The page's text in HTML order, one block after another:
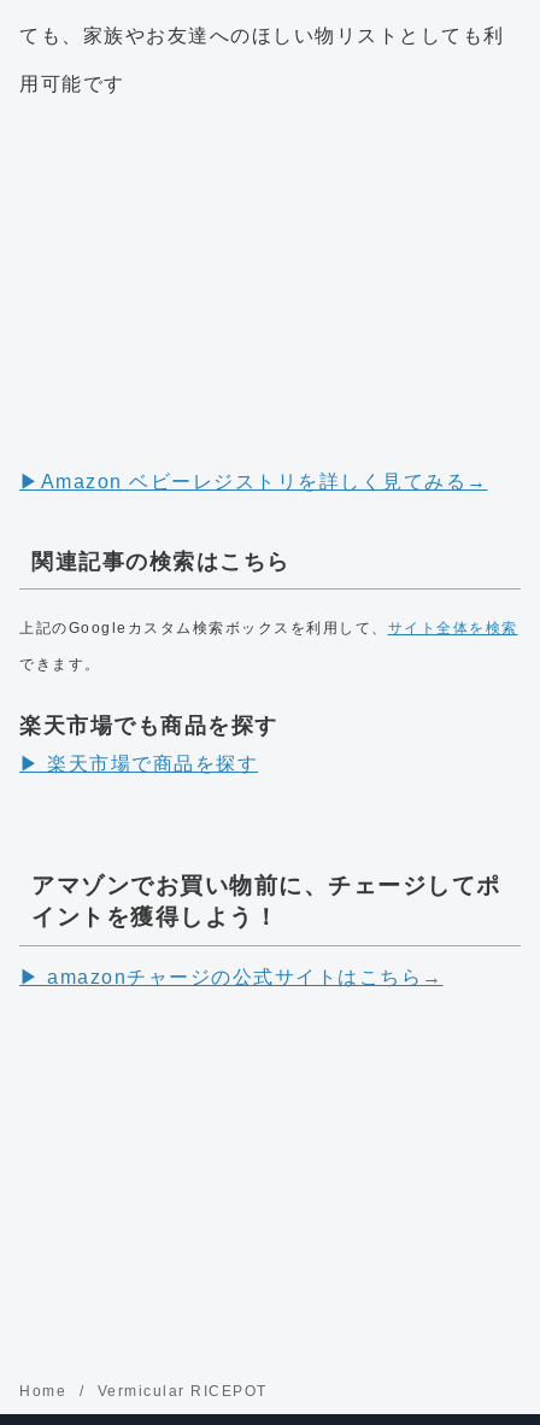
ても、家族やお友達へのほしい物リストとしても利
用可能です
▶︎Amazon ベビーレジストリを詳しく見てみる→
関連記事の検索はこちら
上記のGoogleカスタム検索ボックスを利用して、 サイト全体を検索
できます。
楽天市場でも商品を探す
▶︎ 楽天市場で商品を探す
アマゾンでお買い物前に、チェージしてポ
イントを獲得しよう！
▶︎ amazonチャージの公式サイトはこちら→
Home Vermicular RICEPOT